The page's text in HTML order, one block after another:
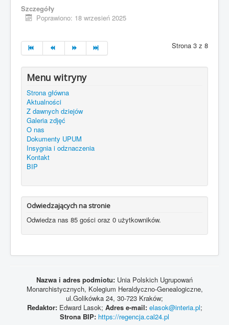
Szczegóły
Poprawiono: 18 wrzesień 2025
Strona 3 z 8
Menu witryny
Strona główna
Aktualności
Z dawnych dziejów
Galeria zdjęć
O nas
Dokumenty UPUM
Insygnia i odznaczenia
Kontakt
BIP
Odwiedzających na stronie
Odwiedza nas 85 gości oraz 0 użytkowników.
Nazwa i adres podmiotu: Unia Polskich Ugrupowań
Monarchistycznych, Kolegium Heraldyczno-Genealogiczne,
ul.Golikówka 24, 30-723 Kraków;
Redaktor: Edward Lasok; Adres e-mail: elasok@interia.pl;
Strona BIP: https://regencja.cal24.pl